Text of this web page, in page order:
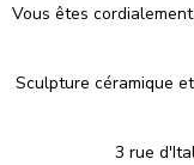
Vous êtes
Sculpture céramique
3 rue